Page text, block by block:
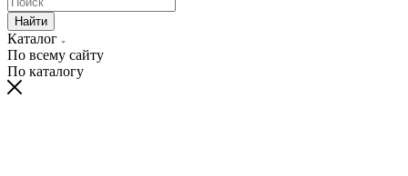
Найти
Каталог
По всему сайту
По каталогу